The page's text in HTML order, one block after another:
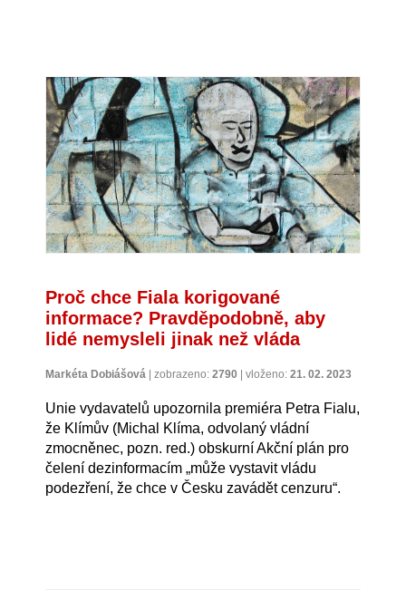
Proč chce Fiala korigované
informace? Pravděpodobně, aby
lidé nemysleli jinak než vláda
Markéta Dobiášová zobrazeno: 2790 vloženo: 21. 02. 2023
Unie vydavatelů upozornila premiéra Petra Fialu,
že Klímův (Michal Klíma, odvolaný vládní
zmocněnec, pozn. red.) obskurní Akční plán pro
čelení dezinformacím „může vystavit vládu
podezření, že chce v Česku zavádět cenzuru“.